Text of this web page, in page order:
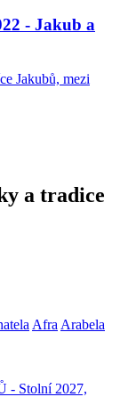
- Jakub a
Jakubů, mezi
a tradice
AfraArabela